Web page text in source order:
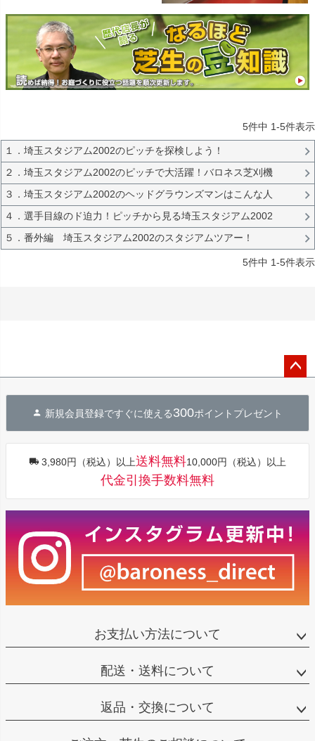
5件中 1-5件表示
１．埼玉スタジアム2002のピッチを探検しよう！
２．埼玉スタジアム2002のピッチで大活躍！バロネス芝刈機
３．埼玉スタジアム2002のヘッドグラウンズマンはこんな人
４．選手目線のド迫力！ピッチから見る埼玉スタジアム2002
５．番外編 埼玉スタジアム2002のスタジアムツアー！
5件中 1-5件表示
へ
新規会員登録ですぐに使える300ポイントプレゼント
3,980円（税込）以上送料無料10,000円（税込）以上
代金引換手数料無料
お支払い方法について
配送・送料について
返品・交換について